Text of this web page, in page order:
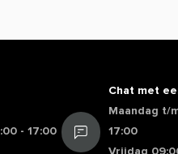
- 17:00
Chat met
Maandag t/
17:00
Vrijdag